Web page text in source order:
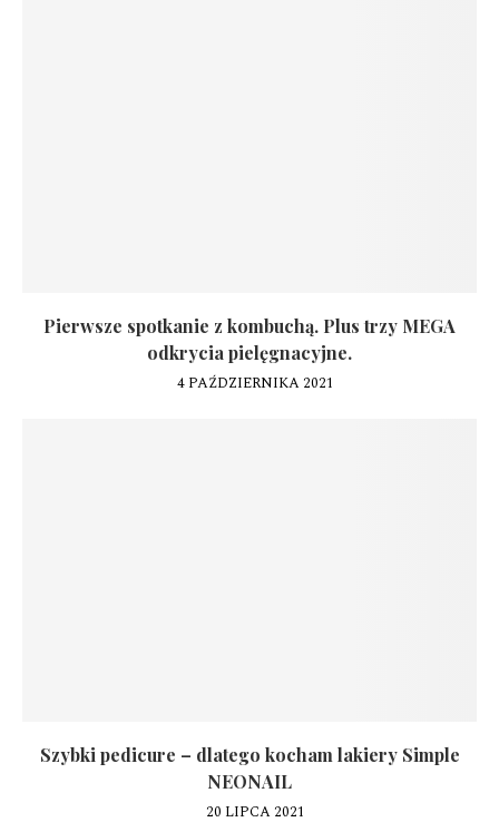
Pierwsze spotkanie z kombuchą. Plus trzy MEGA
odkrycia pielęgnacyjne.
4 PAŹDZIERNIKA 2021
Szybki pedicure – dlatego kocham lakiery Simple
NEONAIL
20 LIPCA 2021